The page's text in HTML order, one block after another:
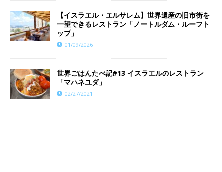
【イスラエル・エルサレム】世界遺産の旧市街を
一望できるレストラン「ノートルダム・ルーフト
ップ」
01/09/2026
世界ごはんたべ記#13 イスラエルのレストラン
「マハネユダ」
02/27/2021